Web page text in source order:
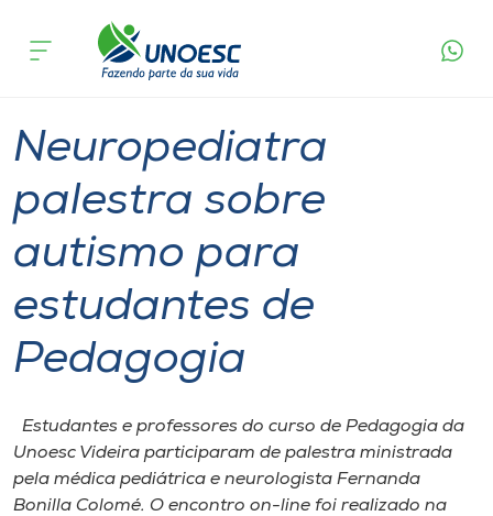
Cursos
Pesquisa
Atendimento ao Estudante
Portal de Ensino
Internacionalização
acontece
Neuropediatra
palestra sobre
autismo para
estudantes de
Pedagogia
Estudantes e professores do curso de Pedagogia da
Unoesc Videira participaram de palestra ministrada
pela médica pediátrica e neurologista Fernanda
Bonilla Colomé. O encontro on-line foi realizado na